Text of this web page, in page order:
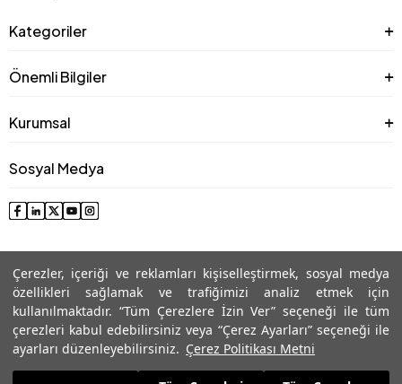
Çerezler, içeriği ve reklamları kişiselleştirmek, sosyal medya
özellikleri sağlamak ve trafiğimizi analiz etmek için
kullanılmaktadır. “Tüm Çerezlere İzin Ver” seçeneği ile tüm
çerezleri kabul edebilirsiniz veya “Çerez Ayarları” seçeneği ile
ayarları düzenleyebilirsiniz. Çerez Politikası Metni
Kategoriler
Önemli Bilgiler
Kurumsal
Sosyal Medya
© 2025 Roman® Tüm Hakları Saklıdır, İzinsiz kullanılamaz